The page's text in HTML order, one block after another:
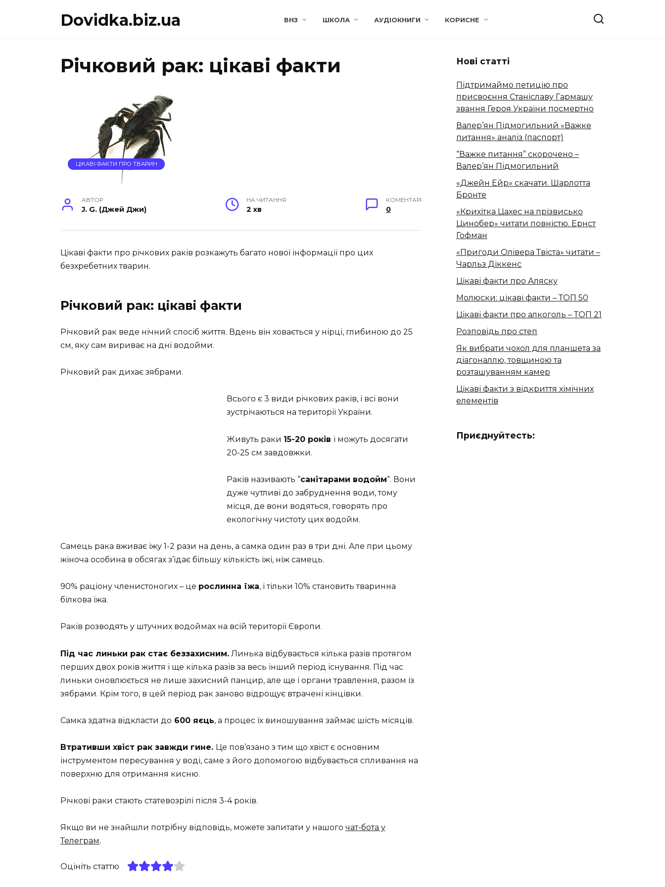
Dovidka.biz.ua ВНЗ ШКОЛА АУДІОКНИГИ КОРИСНЕ
Річковий рак: цікаві факти
ЦІКАВІ ФАКТИ ПРО ТВАРИН
АВТОР
J. G. (Джей Джи)
НА ЧИТАННЯ
2 хв
КОМЕНТАРІ
0
Цікаві факти про річкових раків розкажуть багато нової інформації про цих
безхребетних тварин.
Річковий рак: цікаві факти
Річковий рак веде нічний спосіб життя. Вдень він ховається у нірці, глибиною до 25
см, яку сам вириває на дні водойми.
Річковий рак дихає зябрами.
Всього є 3 види річкових раків, і всі вони
зустрічаються на території України.
Живуть раки 15-20 років і можуть досягати
20-25 см завдовжки.
Раків називають “санітарами водойм“. Вони
дуже чутливі до забруднення води, тому
місця, де вони водяться, говорять про
екологічну чистоту цих водойм.
Самець рака вживає їжу 1-2 рази на день, а самка один раз в три дні. Але при цьому
жіноча особина в обсягах з’їдає більшу кількість їжі, ніж самець.
90% раціону членистоногих – це рослинна їжа, і тільки 10% становить тваринна
білкова їжа.
Раків розводять у штучних водоймах на всій території Європи.
Під час линьки рак стає беззахисним. Линька відбувається кілька разів протягом
перших двох років життя і ще кілька разів за весь інший період існування. Під час
линьки оновлюється не лише захисний панцир, але ще і органи травлення, разом із
зябрами. Крім того, в цей період рак заново відрощує втрачені кінцівки.
Самка здатна відкласти до 600 яєць, а процес їх виношування займає шість місяців.
Втративши хвіст рак завжди гине. Це пов’язано з тим що хвіст є основним
інструментом пересування у воді, саме з його допомогою відбувається спливання на
поверхню для отримання кисню.
Річкові раки стають статевозрілі після 3-4 років.
Якщо ви не знайшли потрібну відповідь, можете запитати у нашого чат-бота у
Телеграм.
Оцініть статтю
Нові статті
Підтримаймо петицію про
присвоєння Станіславу Гармашу
звання Героя України посмертно
Валер’ян Підмогильний «Важке
питання» аналіз (паспорт)
“Важке питання” скорочено –
Валер’ян Підмогильний
«Джейн Ейр» скачати. Шарлотта
Бронте
«Крихітка Цахес на прізвисько
Цинобер» читати повністю. Ернст
Гофман
«Пригоди Олівера Твіста» читати –
Чарльз Діккенс
Цікаві факти про Аляску
Молюски: цікаві факти – ТОП 50
Цікаві факти про алкоголь – ТОП 21
Розповідь про степ
Як вибрати чохол для планшета за
діагоналлю, товщиною та
розташуванням камер
Цікаві факти з відкриття хімічних
елементів
Приєднуйтесть: